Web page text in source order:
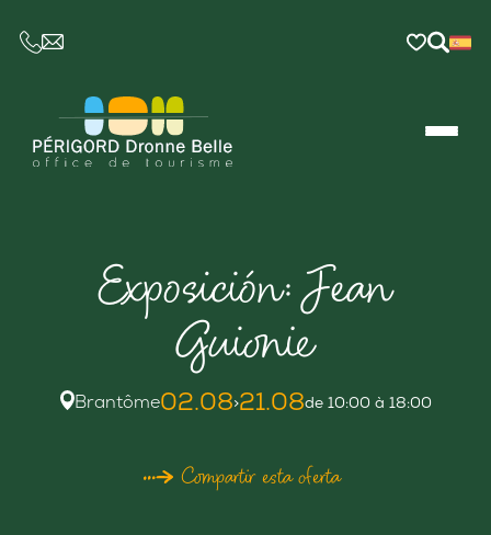
CE LIEN OUVRIRA VOTRE LOGICIEL DE
Exposición: Jean
Guionie
Brantôme02.08>21.08de 10:00 à 18:00
Compartir esta oferta